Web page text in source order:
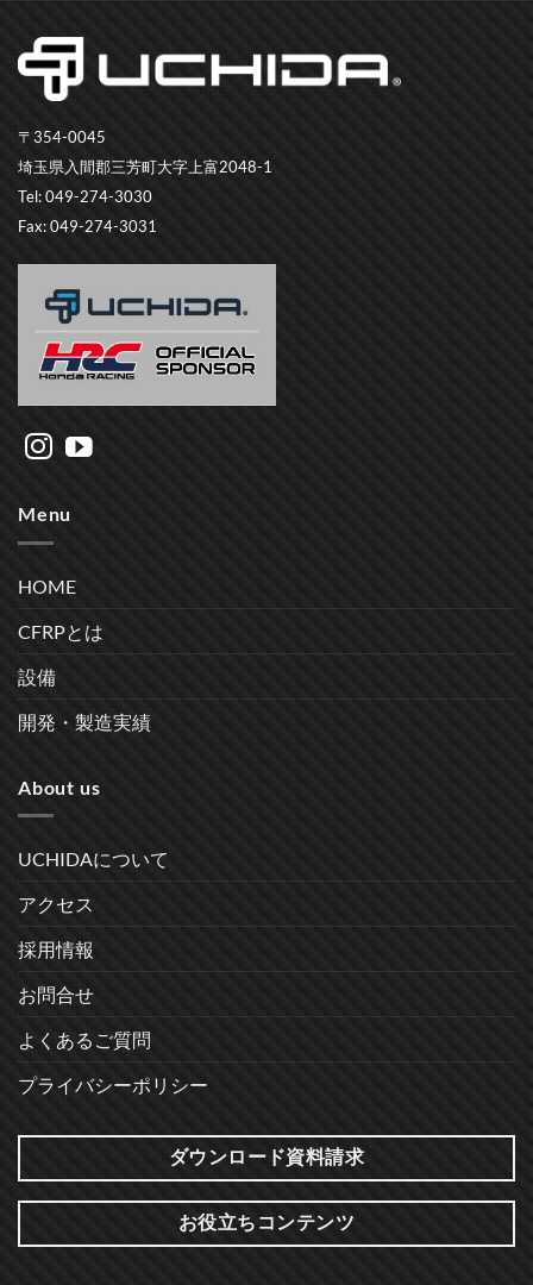
〒354-0045
埼玉県入間郡三芳町大字上富2048-1
Tel: 049-274-3030
Fax: 049-274-3031
Menu
HOME
CFRPとは
設備
開発・製造実績
About us
UCHIDAについて
アクセス
採用情報
お問合せ
よくあるご質問
プライバシーポリシー
ダウンロード資料請求
お役立ちコンテンツ